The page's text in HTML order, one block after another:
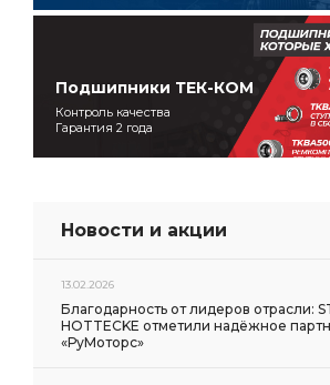
Подшипники ТЕК-КОМ
Контроль качества
Гарантия 2 года
Новости и акции
13.02.2026
Благодарность от лидеров отрасли:
HOTTECKE отметили надёжное
«РуМоторс»